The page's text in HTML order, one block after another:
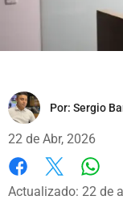
Por: Sergio
22 de Abr, 2026
Facebook
X
Actualizado: 22 de